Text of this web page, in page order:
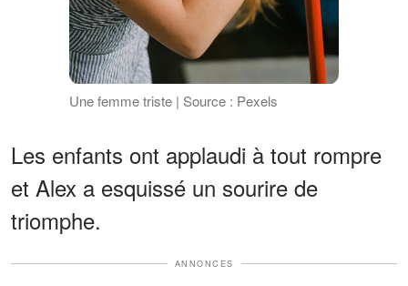
Une femme triste | Source : Pexels
Les enfants ont applaudi à tout rompre
et Alex a esquissé un sourire de
triomphe.
ANNONCES